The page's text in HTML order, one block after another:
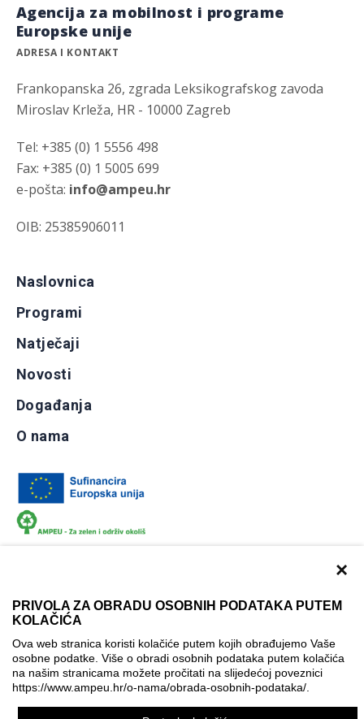
×
PRIVOLA ZA OBRADU OSOBNIH PODATAKA PUTEM
KOLAČIĆA
Ova web stranica koristi kolačiće putem kojih obrađujemo Vaše
osobne podatke. Više o obradi osobnih podataka putem kolačića
na našim stranicama možete pročitati na slijedećoj poveznici
https://www.ampeu.hr/o-nama/obrada-osobnih-podataka/
Agencija za mobilnost i programe
Europske unije
ADRESA I KONTAKT
Frankopanska 26, zgrada Leksikografskog zavoda
Miroslav Krleža, HR - 10000 Zagreb
Tel: +385 (0) 1 5556 498
Fax: +385 (0) 1 5005 699
e-pošta: info@ampeu.hr
OIB: 25385906011
Naslovnica
Programi
Natječaji
Novosti
Događanja
O nama
Izjava o pristupačnosti
Politika korištenja kolačića
Postavke kolačića